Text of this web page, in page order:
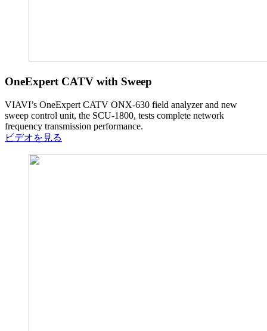
OneExpert CATV with Sweep
VIAVI’s OneExpert CATV ONX-630 field analyzer and new
sweep control unit, the SCU-1800, tests complete network
frequency transmission performance.
ビデオを見る